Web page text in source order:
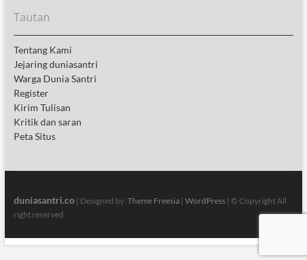
Tautan
Tentang Kami
Jejaring duniasantri
Warga Dunia Santri
Register
Kirim Tulisan
Kritik dan saran
Peta Situs
duniasantri.co| Designed by: Theme Freesia| WordPress| © Copyright All
right reserved